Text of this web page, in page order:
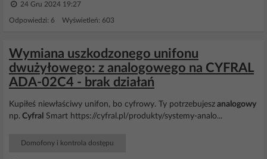
24 Gru 2024 19:27
Odpowiedzi: 6 Wyświetleń: 603
Wymiana uszkodzonego unifonu
dwużyłowego: z analogowego na CYFRAL
ADA-02C4 - brak działań
Kupiłeś niewłaściwy unifon, bo cyfrowy. Ty potrzebujesz analogowy
np. Cyfral Smart https://cyfral.pl/produkty/systemy-analo...
Domofony i kontrola dostępu